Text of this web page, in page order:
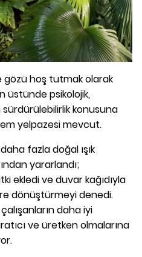
gözü hoş tutmak olarak
üstünde psikolojik,
konusuna
yelpazesi mevcut.
fazla doğal ışık
yararlandı;
ekledi ve duvar kağıdıyla
dönüştürmeyi denedi.
daha iyi
ve üretken olmalarına